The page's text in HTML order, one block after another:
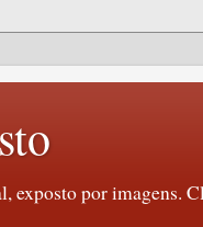
exposto por imagens.